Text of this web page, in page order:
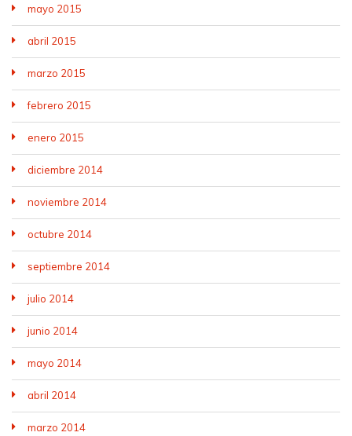
mayo 2015
abril 2015
marzo 2015
febrero 2015
enero 2015
diciembre 2014
noviembre 2014
octubre 2014
septiembre 2014
julio 2014
junio 2014
mayo 2014
abril 2014
marzo 2014